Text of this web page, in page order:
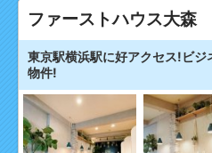
ファーストハウス大森
東京駅横浜駅に好アクセス!ビジ
物件!